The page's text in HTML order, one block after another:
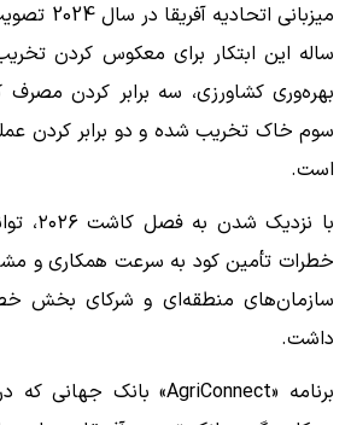
میزبانی
ساله این ابتکار برای معکوس کردن
بهره‌وری کشاورزی، سه برابر کردن مصرف
سوم خاک تخریب شده و دو برابر کردن
است.
با نزدیک
خطرات تأمین کود به سرعت همکاری و
سازمان‌های منطقه‌ای و شرکای بخش
داشت.